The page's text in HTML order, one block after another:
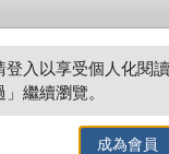
借閱實體書
登入以享受個人化閱
」繼續瀏覽。
成為會員